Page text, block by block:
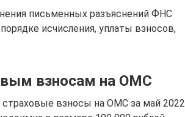
письменных разъяснений ФНС
исчисления, уплаты взносов,
взносам на ОМС
взносы на ОМС за май 2022